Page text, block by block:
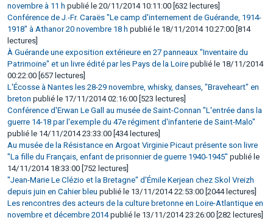
novembre à 11 h publié le 20/11/2014 10:11:00 [632 lectures]
Conférence de J.-Fr. Caraës "Le camp d'internement de Guérande, 1914-
1918" à Athanor 20 novembre 18 h publié le 18/11/2014 10:27:00 [814
lectures]
À Guérande une exposition extérieure en 27 panneaux "Inventaire du
Patrimoine" et un livre édité par les Pays de la Loire publié le 18/11/2014
00:22:00 [657 lectures]
L'Écosse à Nantes les 28-29 novembre, whisky, danses, "Braveheart" en
breton publié le 17/11/2014 02:16:00 [523 lectures]
Conférence d'Erwan Le Gall au musée de Saint-Connan "L'entrée dans la
guerre 14-18 par l'exemple du 47e régiment d'infanterie de Saint-Malo"
publié le 14/11/2014 23:33:00 [434 lectures]
Au musée de la Résistance en Argoat Virginie Picaut présente son livre
"La fille du Français, enfant de prisonnier de guerre 1940-1945" publié le
14/11/2014 18:33:00 [752 lectures]
"Jean-Marie Le Clézio et la Bretagne" d'Émile Kerjean chez Skol Vreizh
depuis juin en Cahier bleu publié le 13/11/2014 22:53:00 [2044 lectures]
Les rencontres des acteurs de la culture bretonne en Loire-Atlantique en
novembre et décembre 2014publié le 13/11/2014 23:26:00 [282 lectures]